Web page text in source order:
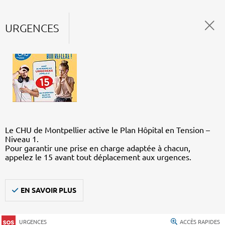
URGENCES
Le CHU de Montpellier active le Plan Hôpital en Tension –
Niveau 1.
Pour garantir une prise en charge adaptée à chacun,
appelez le 15 avant tout déplacement aux urgences.
EN SAVOIR PLUS
URGENCES ACCÈS RAPIDES